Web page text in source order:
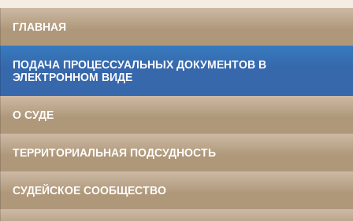
ГЛАВНАЯ
ПОДАЧА ПРОЦЕССУАЛЬНЫХ ДОКУМЕНТОВ В
ЭЛЕКТРОННОМ ВИДЕ
О СУДЕ
ТЕРРИТОРИАЛЬНАЯ ПОДСУДНОСТЬ
СУДЕЙСКОЕ СООБЩЕСТВО